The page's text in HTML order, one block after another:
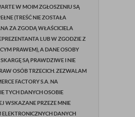
W MOIM ZGŁOSZENIU SĄ
(TREŚĆ NIE ZOSTAŁA
ZA ZGODĄ WŁAŚCICIELA
LUB W ZGODZIE Z
PRAWEM), A DANE OSOBY
SĄ PRAWDZIWE I NIE
OSÓB TRZECICH. ZEZWALAM
FACTORY S.A. NA
TYCH DANYCH OSOBIE
WSKAZANE PRZEZE MNIE
ELEKTRONICZNYCH DANYCH